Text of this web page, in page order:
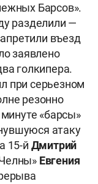
Барсов».
разделили —
въезд
заявлено
голкипера.
при серьезном
резонно
«барсы»
атаку
15-й Дмитрий
Евгения